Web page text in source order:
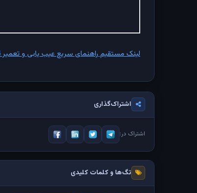
لینک مستقیم راهنمای سریع عیب یابی و تعمیر BM34 برای دانلود
اشتراک‌گذاری
اشتراک در:
تگ‌ها و کلمات کلیدی